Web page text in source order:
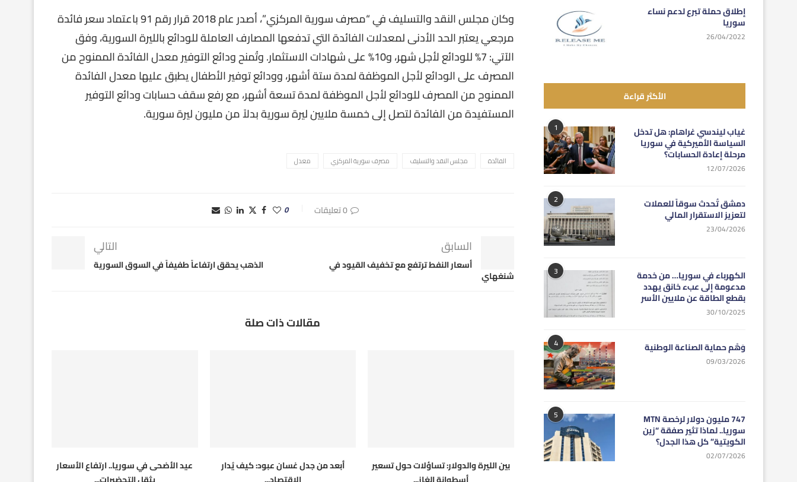
وكان مجلس النقد والتسليف في “مصرف سورية المركزي”، أصدر عام 2018 قرار رقم 91 باعتماد سعر فائدة
مرجعي يعتبر الحد الأدنى لمعدلات الفائدة التي تدفعها المصارف العاملة للودائع بالليرة السورية، وفق
الآتي: 7% للودائع لأجل شهر، و10% على شهادات الاستثمار. وتُمنح ودائع التوفير معدل الفائدة الممنوح من
المصرف على الودائع لأجل الموظفة لمدة ستة أشهر، وودائع توفير الأطفال يطبق عليها معدل الفائدة
الممنوح من المصرف للودائع لأجل الموظفة لمدة تسعة أشهر، مع رفع سقف حسابات ودائع التوفير
المستفيدة من الفائدة لتصل إلى خمسة ملايين ليرة سورية بدلاً من مليون ليرة سورية.
الفائدة مجلس النقد والتسليف مصرف سورية المركزي معدل
0 تعليقات 0
السابق
أسعار النفط ترتفع مع تخفيف القيود في
شنغهاي
التالي
الذهب يحقق ارتفاعاً طفيفاً في السوق السورية
مقالات ذات صلة
عيد الأضحى في سوريا.. ارتفاع الأسعار
أبعد من جدل غسان عبود: كيف يُدار
بين الليرة والدولار: تساؤلات حول تسعير
إطلاق حملة تبرع لدعم نساء
سوريا
26/04/2022
الأكثر قراءة
1 غياب ليندسي غراهام: هل تدخل
السياسة الأميركية في سوريا
مرحلة إعادة الحسابات؟
12/07/2026
2 دمشق تُحدث سوقاً للعملات
لتعزيز الاستقرار المالي
23/04/2026
3 الكهرباء في سوريا… من خدمة
مدعومة إلى عبء خانق يهدد
بقطع الطاقة عن ملايين الأسر
30/10/2025
4 وَهْم حماية الصناعة الوطنية
09/03/2026
5 747 مليون دولار لرخصة MTN
سوريا.. لماذا تثير صفقة “زين
الكويتية” كل هذا الجدل؟
02/07/2026